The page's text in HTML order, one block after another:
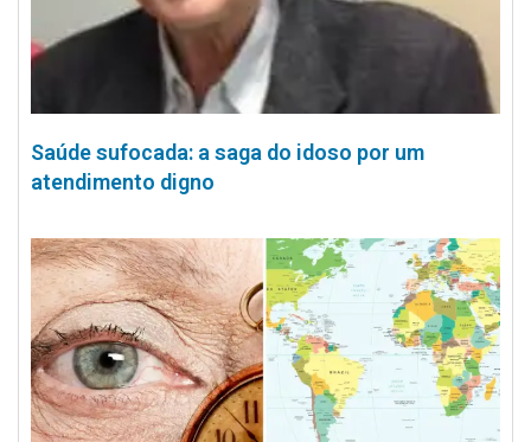
Saúde sufocada: a saga do idoso por um
atendimento digno